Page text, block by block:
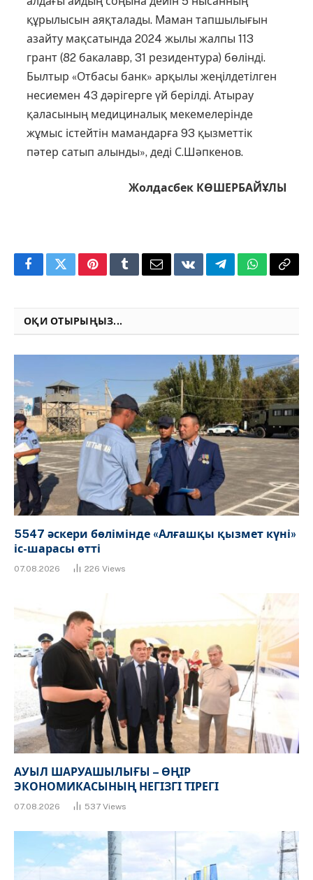
құрылысын аяқталады. Маман тапшылығын
азай­ту мақсатында 2024 жылы жалпы 113
грант (82 бакалавр, 31 резидентура) бө­лінді.
Былтыр «Отбасы банк» арқы­лы жеңілдетілген
несиемен 43 дәрігерге үй берілді. Атырау
қаласының медициналық мекемелерінде
жұмыс істейтін мамандарға 93 қызметтік
пәтер сатып алынды», деді С.Шәпкенов.
Жолдасбек КӨШЕРБАЙҰЛЫ
FacebookTwitterPinterestTumblrEmailVKontakteTelegramWhatsApp
Copy
ОҚИ ОТЫРЫҢЫЗ...
5547 әскери бөлімінде «Алғашқы қызмет күні»
іс-шарасы өтті
07.08.2026 226 Views
АУЫЛ ШАРУАШЫЛЫҒЫ – ӨҢІР
ЭКОНОМИКАСЫНЫҢ НЕГІЗГІ ТІРЕГІ
07.08.2026 537 Views